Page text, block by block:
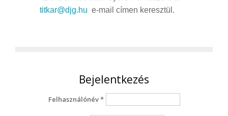
titkar@djg.hu e-mail címen keresztül.
Bejelentkezés
Felhasználónév*